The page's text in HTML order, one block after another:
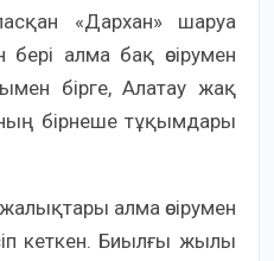
«Дархан» шаруа
алма бақ өсірумен
бірге, Алатау жақ
бірнеше тұқымдары
алма өсірумен
кеткен. Биылғы жылы